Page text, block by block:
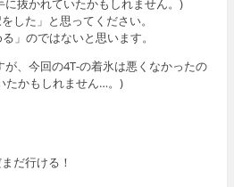
抜かれていたかもしれません。)
した」と思ってください。
」のではないと思います。
、今回の4T-の着氷は悪くなかったの
たかもしれません…。)
だ行ける！